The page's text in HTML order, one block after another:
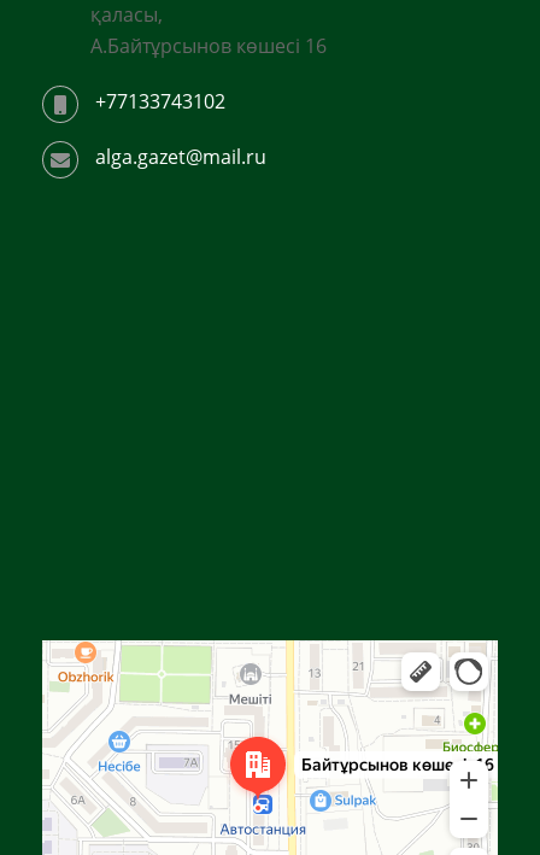
қаласы,
А.Байтұрсынов көшесі 16
+77133743102
alga.gazet@mail.ru
Яндекс Карталар — көлік, навигация, орындарды іздеу